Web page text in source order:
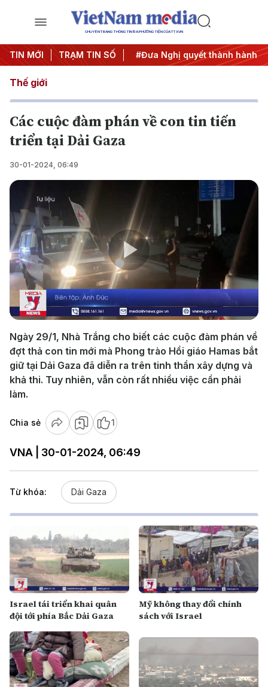
CHUYÊN TRANG THÔNG TIN ĐA PHƯƠNG TIỆN CỦA TTXVN
TIN MỚI TRẠM TIN SỐ
ương 3 #APEC 2027 #Đưa Nghị quyết thành hành
Thế giới
Các cuộc đàm phán về con tin tiến
triển tại Dải Gaza
30-01-2024, 06:49
Play
Video
Ngày 29/1, Nhà Trắng cho biết các cuộc đàm phán về
đợt thả con tin mới mà Phong trào Hồi giáo Hamas bắt
giữ tại Dải Gaza đã diễn ra trên tinh thần xây dựng và
khả thi. Tuy nhiên, vẫn còn rất nhiều việc cần phải
làm.
Chia sẻ 1
VNA | 30-01-2024, 06:49
Từ khóa: Dải Gaza
Israel tái triển khai quân
đội tới phía Bắc Dải Gaza
Mỹ không thay đổi chính
sách với Israel